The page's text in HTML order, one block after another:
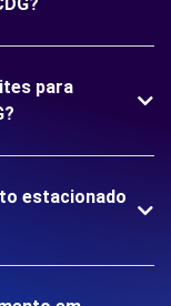
para
estacionado